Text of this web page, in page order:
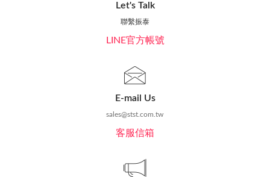
Let's Talk
聯繫振泰
LINE官方帳號
E-mail Us
sales@stst.com.tw
客服信箱